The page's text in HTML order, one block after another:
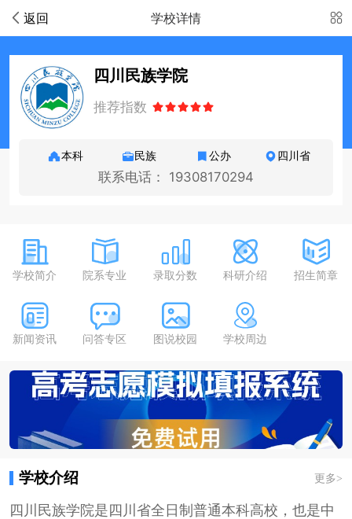
返回 学校详情
四川民族学院
推荐指数
本科 民族 公办 四川省
联系电话： 19308170294
学校简介 院系专业 录取分数 科研介绍 招生简章
新闻资讯 问答专区 图说校园 学校周边
学校介绍 更多>
四川民族学院是四川省全日制普通本科高校，也是中